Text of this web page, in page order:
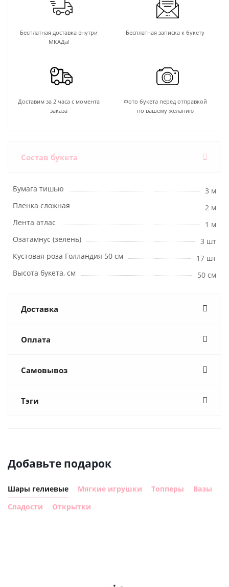
Бесплатная доставка внутри
МКАДа!
Бесплатная записка к букету
Доставим за 2 часа с момента
заказа
Фото букета перед отправкой
по вашему желанию
Состав букета
Бумага тишью
3 м
Пленка сложная
2 м
Лента атлас
1 м
Озатамнус (зелень)
3 шт
Кустовая роза Голландия 50 см
17 шт
Высота букета, см
50 см
Доставка
Оплата
Самовывоз
Тэги
Добавьте подарок
Шары гелиевые Мягкие игрушки Топперы
Вазы
Сладости
Открытки